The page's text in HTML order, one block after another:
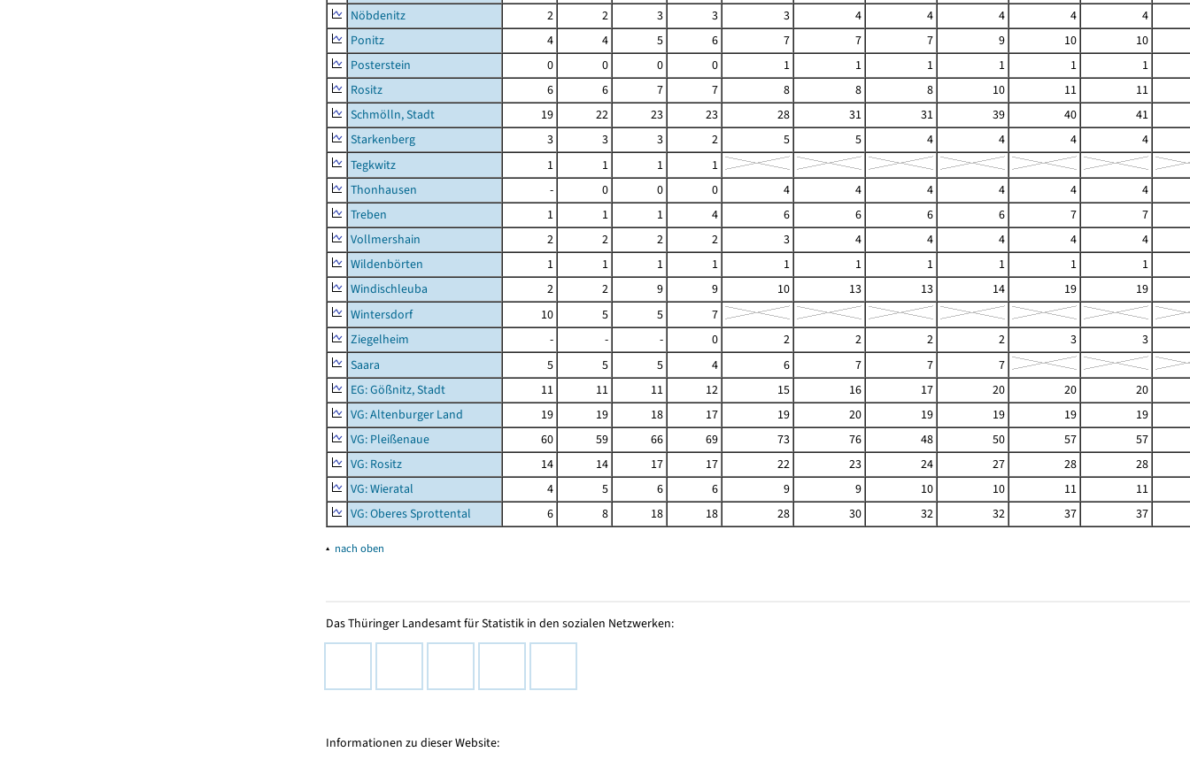
Nöbdenitz
2 2 3 3 3 4 4 4 4
4
Ponitz
4 4 5 6 7 7 7 9 10
10
Posterstein
0 0 0 0 1 1 1 1 1
1
Rositz
6 6 7 7 8 8 8 10 11
11
Schmölln, Stadt
19 22 23 23 28 31 31 39 40
41
Starkenberg
3 3 3 2 5 5 4 4 4
4
Tegkwitz
1 1 1
1
Thonhausen
- 0 0 0 4 4 4 4 4
4
Treben
1 1 1 4 6 6 6 6 7
7
Vollmershain
2 2 2 2 3 4 4 4 4
4
Wildenbörten
1 1 1 1 1 1 1 1 1
1
Windischleuba
2 2 9 9 10 13 13 14 19
19
Wintersdorf
10 5 5
7
Ziegelheim
- - - 0 2 2 2 2 3
3
Saara
5 5 5 4 6 7 7
7
EG: Gößnitz, Stadt
11 11 11 12 15 16 17 20 20
20
VG: Altenburger Land
19 19 18 17 19 20 19 19 19
19
VG: Pleißenaue
60 59 66 69 73 76 48 50 57
57
VG: Rositz
14 14 17 17 22 23 24 27 28
28
VG: Wieratal
4 5 6 6 9 9 10 10 11
11
VG: Oberes Sprottental
6 8 18 18 28 30 32 32 37 37
▴ nach oben
Das Thüringer Landesamt für Statistik in den sozialen Netzwerken:
Informationen zu dieser Website: